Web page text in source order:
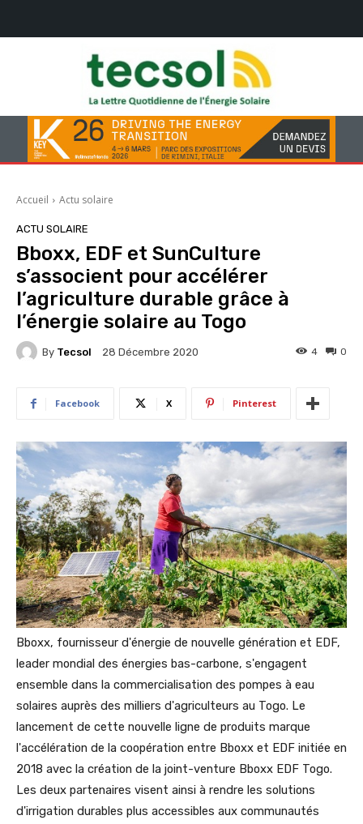
Accueil Actu solaire
ACTU SOLAIRE
Bboxx, EDF et SunCulture
s’associent pour accélérer
l’agriculture durable grâce à
l’énergie solaire au Togo
By Tecsol 28 Décembre 2020 0
4
Facebook X Pinterest
Bboxx, fournisseur d'énergie de nouvelle génération et EDF,
leader mondial des énergies bas-carbone, s'engagent
ensemble dans la commercialisation des pompes à eau
solaires auprès des milliers d'agriculteurs au Togo. Le
lancement de cette nouvelle ligne de produits marque
l'accélération de la coopération entre Bboxx et EDF initiée en
2018 avec la création de la joint-venture Bboxx EDF Togo.
Les deux partenaires visent ainsi à rendre les solutions
d'irrigation durables plus accessibles aux communautés